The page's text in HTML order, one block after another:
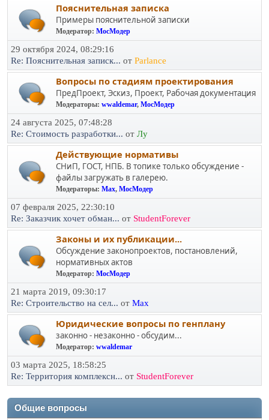
Пояснительная записка
Примеры пояснительной записки
Модератор: МосМодер
29 октября 2024, 08:29:16
Re: Пояснительная записк... от Parlance
Вопросы по стадиям проектирования
ПредПроект, Эскиз, Проект, Рабочая документация
Модераторы: wwaldemar, МосМодер
24 августа 2025, 07:48:28
Re: Стоимость разработки... от Лу
Действующие нормативы
СНиП, ГОСТ, НПБ. В топике только обсуждение -
файлы загружать в галерею.
Модераторы: Max, МосМодер
07 февраля 2025, 22:30:10
Re: Заказчик хочет обман... от StudentForever
Законы и их публикации...
Обсуждение законопроектов, постановлений,
нормативных актов
Модератор: МосМодер
21 марта 2019, 09:30:17
Re: Строительство на сел... от Max
Юридичеcкие вопросы по генплану
законно - незаконно - обсудим...
Модератор: wwaldemar
03 марта 2025, 18:58:25
Re: Территория комплексн... от StudentForever
Общие вопросы